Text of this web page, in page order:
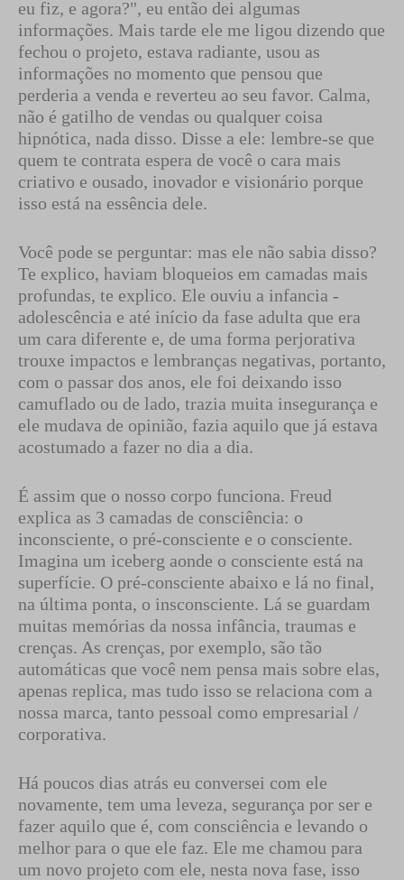
eu fiz, e agora?", eu então dei algumas
informações. Mais tarde ele me ligou dizendo que
fechou o projeto, estava radiante, usou as
informações no momento que pensou que
perderia a venda e reverteu ao seu favor. Calma,
não é gatilho de vendas ou qualquer coisa
hipnótica, nada disso. Disse a ele: lembre-se que
quem te contrata espera de você o cara mais
criativo e ousado, inovador e visionário porque
isso está na essência dele.
Você pode se perguntar: mas ele não sabia disso?
Te explico, haviam bloqueios em camadas mais
profundas, te explico. Ele ouviu a infancia -
adolescência e até início da fase adulta que era
um cara diferente e, de uma forma perjorativa
trouxe impactos e lembranças negativas, portanto,
com o passar dos anos, ele foi deixando isso
camuflado ou de lado, trazia muita insegurança e
ele mudava de opinião, fazia aquilo que já estava
acostumado a fazer no dia a dia.
É assim que o nosso corpo funciona. Freud
explica as 3 camadas de consciência: o
inconsciente, o pré-consciente e o consciente.
Imagina um iceberg aonde o consciente está na
superfície. O pré-consciente abaixo e lá no final,
na última ponta, o insconsciente. Lá se guardam
muitas memórias da nossa infância, traumas e
crenças. As crenças, por exemplo, são tão
automáticas que você nem pensa mais sobre elas,
apenas replica, mas tudo isso se relaciona com a
nossa marca, tanto pessoal como empresarial /
corporativa.
Há poucos dias atrás eu conversei com ele
novamente, tem uma leveza, segurança por ser e
fazer aquilo que é, com consciência e levando o
melhor para o que ele faz. Ele me chamou para
um novo projeto com ele, nesta nova fase, isso